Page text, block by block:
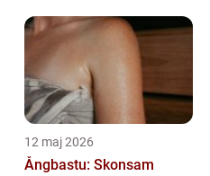
12 maj 2026
Ångbastu: Skonsam